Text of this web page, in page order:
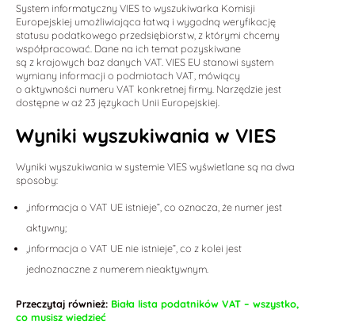
System informatyczny VIES to wyszukiwarka Komisji
Europejskiej umożliwiająca łatwą i wygodną weryfikację
statusu podatkowego przedsiębiorstw, z którymi chcemy
współpracować. Dane na ich temat pozyskiwane
są z krajowych baz danych VAT. VIES EU stanowi system
wymiany informacji o podmiotach VAT, mówiący
o aktywności numeru VAT konkretnej firmy. Narzędzie jest
dostępne w aż 23 językach Unii Europejskiej.
Wyniki wyszukiwania w VIES
Wyniki wyszukiwania w systemie VIES wyświetlane są na dwa
sposoby:
„informacja o VAT UE istnieje”, co oznacza, że numer jest
aktywny;
„informacja o VAT UE nie istnieje”, co z kolei jest
jednoznaczne z numerem nieaktywnym.
Przeczytaj również: Biała lista podatników VAT – wszystko,
co musisz wiedzieć